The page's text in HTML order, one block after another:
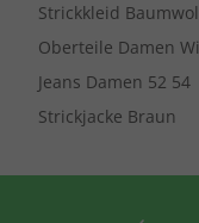
Strickkleid
Oberteile Damen
Jeans Damen 52 54
Strickjacke Braun